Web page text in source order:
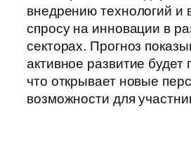
внедрению технологий и
спросу на инновации в
секторах. Прогноз
активное развитие будет
что открывает новые
возможности для